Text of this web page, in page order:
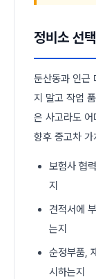
정비소 선
둔산동과 인근
지 말고 작업
은 사고라도
향후 중고차
보험사 협
지
견적서에
는지
순정부품,
시하는지